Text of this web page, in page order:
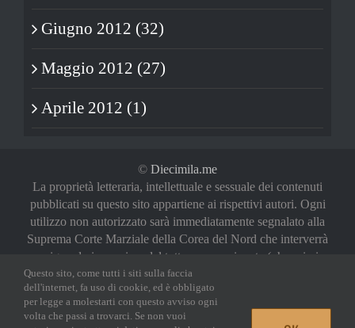
Giugno 2012 (32)
Maggio 2012 (27)
Aprile 2012 (1)
© Diecimila.me
La proprietà letteraria, intellettuale e sessuale dei contenuti
pubblicati su questo sito appartiene ai rispettivi autori. Ogni
utilizzo non autorizzato sarà immediatamente segnalato alla
Suprema Corte Marziale della Corea del Nord che interverrà
a riguardo in maniera del tutto sproporzionata (oh, noi vi
abbiamo avvertiti)
Privacy Policy|Login
Questo sito, come tutti i siti sulla faccia
dell'internet, fa uso di cookie, ed è obbligato
per legge a molestarti con questo avviso ogni
volta che passi a trovarci. Se non vuoi